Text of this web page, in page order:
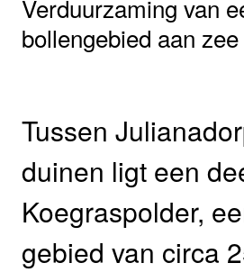
Verduurzaming van
bollengebied aan zee
Tussen
duinen ligt een
Koegraspolder,
gebied van circa